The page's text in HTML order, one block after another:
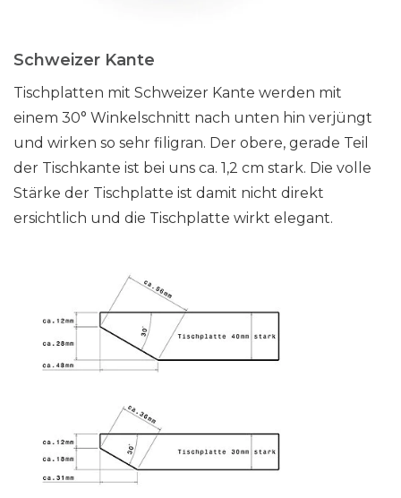
Schweizer Kante
Tischplatten mit Schweizer Kante werden mit
einem 30° Winkelschnitt nach unten hin verjüngt
und wirken so sehr filigran. Der obere, gerade Teil
der Tischkante ist bei uns ca. 1,2 cm stark. Die volle
Stärke der Tischplatte ist damit nicht direkt
ersichtlich und die Tischplatte wirkt elegant.